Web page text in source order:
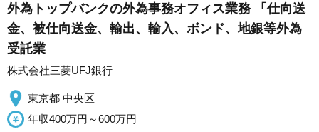
外為トップバンクの外為事務オフィス業務 「仕向送
金、被仕向送金、輸出、輸入、ボンド、地銀等外為
受託業
株式会社三菱UFJ銀行
東京都 中央区
年収400万円～600万円